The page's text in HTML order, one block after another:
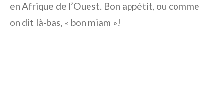
en Afrique de l’Ouest. Bon appétit, ou comme
on dit là-bas, « bon miam »!